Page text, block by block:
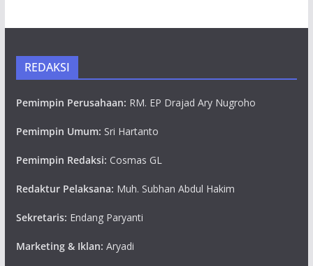
REDAKSI
Pemimpin Perusahaan: RM. EP Drajad Ary Nugroho
Pemimpin Umum: Sri Hartanto
Pemimpin Redaksi: Cosmas GL
Redaktur Pelaksana: Muh. Subhan Abdul Hakim
Sekretaris: Endang Paryanti
Marketing & Iklan: Aryadi